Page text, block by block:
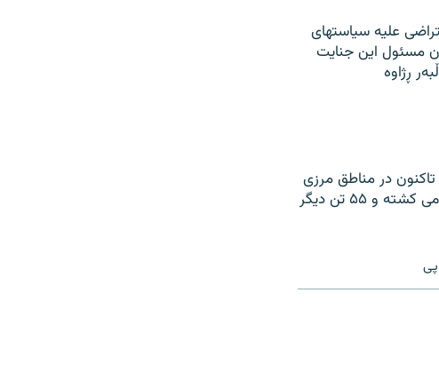
علیه سیاستهای
مسئول این جنایت
ڕژاوه
در مناطق مرزی
کردستان ایران شش کولبر و کاسبکار با تیراندازی نیروهای نظامی جمهوری اسلامی کشته و ۵۵ تن دیگر